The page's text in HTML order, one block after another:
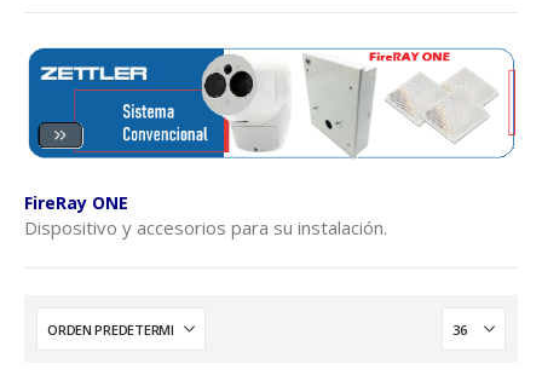
FireRay ONE
Dispositivo y accesorios para su instalación.